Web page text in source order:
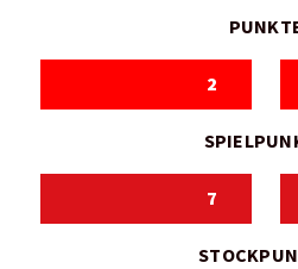
2
7